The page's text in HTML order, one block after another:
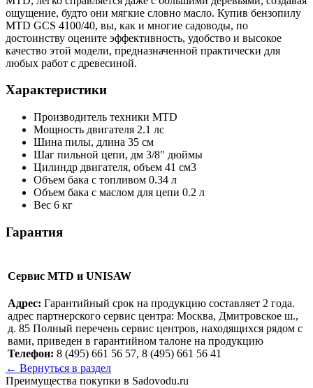
ощущение, будто они мягкие словно масло. Купив бензопилу
MTD GCS 4100/40, вы, как и многие садоводы, по
достоинству оцените эффективность, удобство и высокое
качество этой модели, предназначенной практически для
любых работ с древесиной.
Характеристики
Производитель техники MTD
Мощность двигателя 2.1 лс
Шина пилы, длина 35 см
Шаг пильной цепи, дм 3/8" дюймы
Цилиндр двигателя, объем 41 см3
Объем бака с топливом 0.34 л
Объем бака с маслом для цепи 0.2 л
Вес 6 кг
Гарантия
Сервис MTD и UNISAW
Адрес: Гарантийный срок на продукцию составляет 2 года.
адрес партнерского сервис центра: Москва, Дмитровское ш.,
д. 85 Полный перечень сервис центров, находящихся рядом с
вами, приведен в гарантийном талоне на продукцию
Телефон: 8 (495) 661 56 57, 8 (495) 661 56 41
← Вернуться в раздел
Преимущества покупки в Sadovodu.ru